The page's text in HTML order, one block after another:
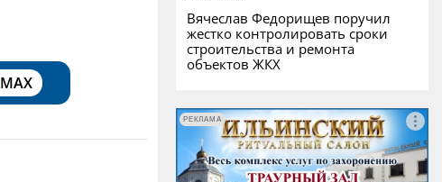
MAX
Вячеслав Федорищев поручил
жестко контролировать сроки
строительства и ремонта
объектов ЖКХ
РЕКЛАМА